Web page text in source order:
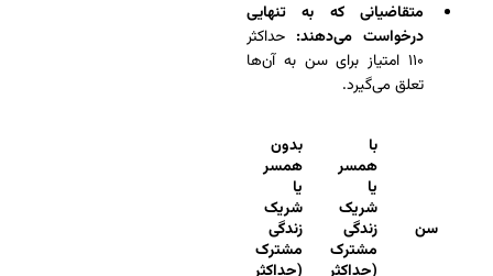
متقاضیانی که به تنهایی
درخواست می‌دهند: حداکثر
۱۱۰ امتیاز برای سن به آن‌ها
تعلق می‌گیرد.
سن
با
همسر
یا
شریک
زندگی
مشترک
بدون
همسر
یا
شریک
زندگی
مشترک